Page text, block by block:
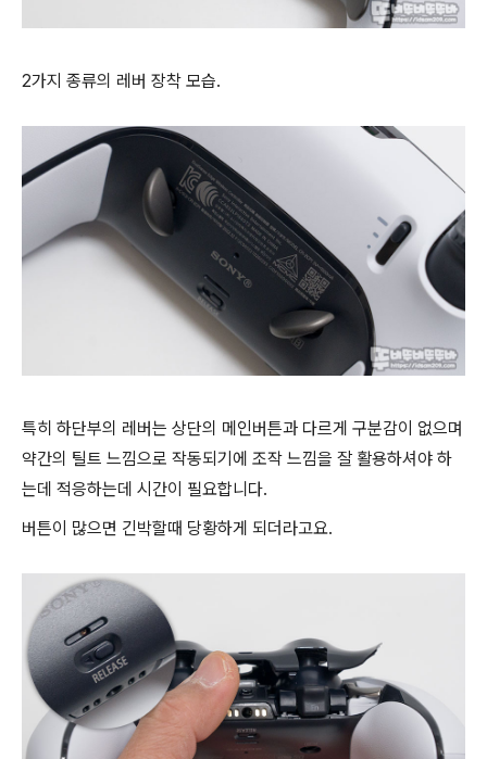
2가지 종류의 레버 장착 모습.
특히 하단부의 레버는 상단의 메인버튼과 다르게 구분감이 없으며
약간의 틸트 느낌으로 작동되기에 조작 느낌을 잘 활용하셔야 하
는데 적응하는데 시간이 필요합니다.
버튼이 많으면 긴박할때 당황하게 되더라고요.